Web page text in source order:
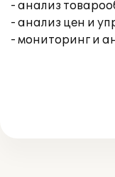
- анализ
- анализ цен и
- мониторинг и